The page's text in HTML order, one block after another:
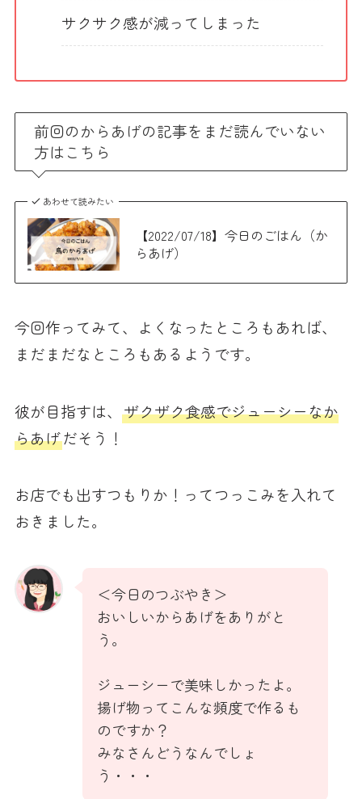
サクサク感が減ってしまった
前回のからあげの記事をまだ読んでいない
方はこちら
あわせて読みたい
【2022/07/18】今日のごはん（か
らあげ）
今回作ってみて、よくなったところもあれば、
まだまだなところもあるようです。
彼が目指すは、 ザクザク食感でジューシーなか
らあげだそう！
お店でも出すつもりか！ってつっこみを入れて
おきました。
＜今日のつぶやき＞
おいしいからあげをありがと
う。
ジューシーで美味しかったよ。
揚げ物ってこんな頻度で作るも
のですか？
みなさんどうなんでしょ
う・・・